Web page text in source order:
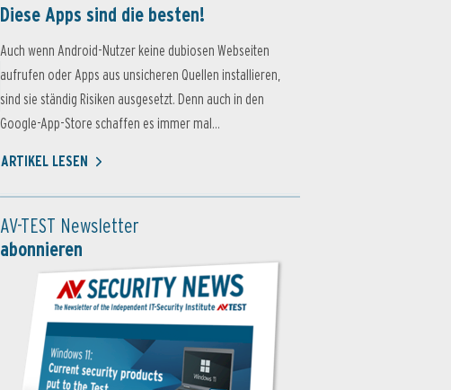
Diese Apps sind die besten!
Auch wenn Android-Nutzer keine dubiosen Webseiten
aufrufen oder Apps aus unsicheren Quellen installieren,
sind sie ständig Risiken ausgesetzt. Denn auch in den
Google-App-Store schaffen es immer mal...
ARTIKEL LESEN
AV-TEST Newsletter
abonnieren